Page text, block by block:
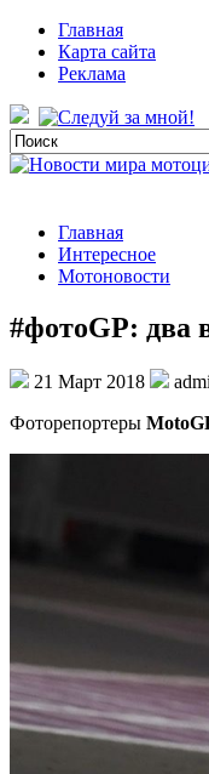
Главная
Карта сайта
Реклама
Главная
Интересное
Мотоновости
#фотоGP: два
21 Март 2018
Фoтoрeпoртeры